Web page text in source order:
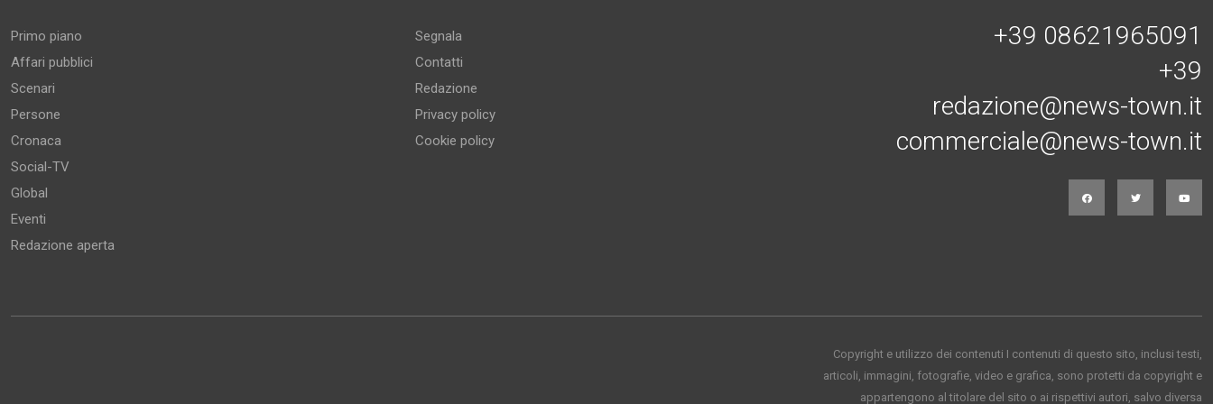
Primo piano
Affari pubblici
Scenari
Persone
Cronaca
Social-TV
Global
Eventi
Redazione aperta
Segnala
Contatti
Redazione
Privacy policy
Cookie policy
+39 08621965091
+39
redazione@news-town.it
commerciale@news-town.it
Copyright e utilizzo dei contenuti I contenuti di questo sito, inclusi testi,
articoli, immagini, fotografie, video e grafica, sono protetti da copyright e
appartengono al titolare del sito o ai rispettivi autori, salvo diversa